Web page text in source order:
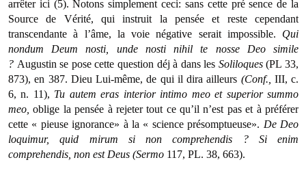
arrêter ici (5). Notons simplement ceci: sans cette pré­ sence de la
Source de Vérité, qui instruit la pensée et reste cependant
transcendante à l’âme, la voie négative serait impossible. Qui
nondum Deum nosti, unde nosti nihil te nosse Deo simile
? Augustin se pose cette question déj à dans les Soliloques(PL 33,
873), en 387. Dieu Lui-même, de qui il dira ailleurs (Conf., III, c.
6, n. 11), Tu autem eras interior intimo meo et superior summo
meo,oblige la pen­sée à rejeter tout ce qu’il n’est pas et à préférer
cette « pieuse ignorance» à la « science présomptueuse». De Deo
loquimur, quid mirum si non comprehendis ? Si enim
comprehendis, non est Deus (Sermo 117, PL. 38, 663).